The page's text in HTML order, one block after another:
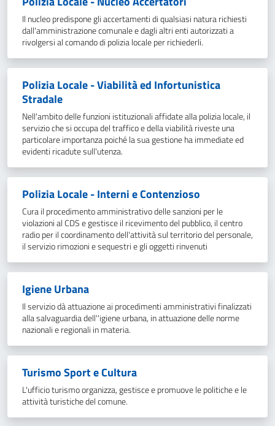
Il nucleo predispone gli accertamenti di qualsiasi natura richiesti
dall'amministrazione comunale e dagli altri enti autorizzati a
rivolgersi al comando di polizia locale per richiederli.
Polizia Locale - Viabilità ed Infortunistica
Stradale
Nell'ambito delle funzioni istituzionali affidate alla polizia locale, il
servizio che si occupa del traffico e della viabilità riveste una
particolare importanza poiché la sua gestione ha immediate ed
evidenti ricadute sull'utenza.
Polizia Locale - Interni e Contenzioso
Cura il procedimento amministrativo delle sanzioni per le
violazioni al CDS e gestisce il ricevimento del pubblico, il centro
radio per il coordinamento dell'attività sul territorio del personale,
il servizio rimozioni e sequestri e gli oggetti rinvenuti
Igiene Urbana
Il servizio dà attuazione ai procedimenti amministrativi finalizzati
alla salvaguardia dell''igiene urbana, in attuazione delle norme
nazionali e regionali in materia.
Turismo Sport e Cultura
L'ufficio turismo organizza, gestisce e promuove le politiche e le
attività turistiche del comune.